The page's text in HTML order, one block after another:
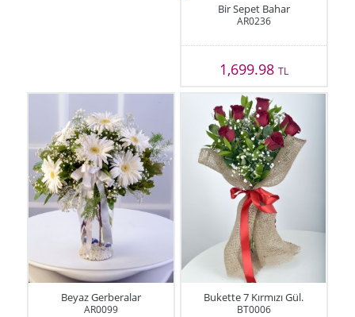
Bir Sepet Bahar
AR0236
1,699.98 TL
Beyaz Gerberalar
AR0099
Bukette 7 Kırmızı Gül.
BT0006